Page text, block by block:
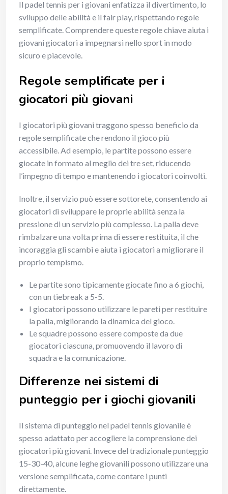
Il padel tennis per i giovani enfatizza il divertimento, lo
sviluppo delle abilità e il fair play, rispettando regole
semplificate. Comprendere queste regole chiave aiuta i
giovani giocatori a impegnarsi nello sport in modo
sicuro e piacevole.
Regole semplificate per i
giocatori più giovani
I giocatori più giovani traggono spesso beneficio da
regole semplificate che rendono il gioco più
accessibile. Ad esempio, le partite possono essere
giocate in formato al meglio dei tre set, riducendo
l’impegno di tempo e mantenendo i giocatori coinvolti.
Inoltre, il servizio può essere sottorete, consentendo ai
giocatori di sviluppare le proprie abilità senza la
pressione di un servizio più complesso. La palla deve
rimbalzare una volta prima di essere restituita, il che
incoraggia gli scambi e aiuta i giocatori a migliorare il
proprio tempismo.
Le partite sono tipicamente giocate fino a 6 giochi,
con un tiebreak a 5-5.
I giocatori possono utilizzare le pareti per restituire
la palla, migliorando la dinamica del gioco.
Le squadre possono essere composte da due
giocatori ciascuna, promuovendo il lavoro di
squadra e la comunicazione.
Differenze nei sistemi di
punteggio per i giochi giovanili
Il sistema di punteggio nel padel tennis giovanile è
spesso adattato per accogliere la comprensione dei
giocatori più giovani. Invece del tradizionale punteggio
15-30-40, alcune leghe giovanili possono utilizzare una
versione semplificata, come contare i punti
direttamente.